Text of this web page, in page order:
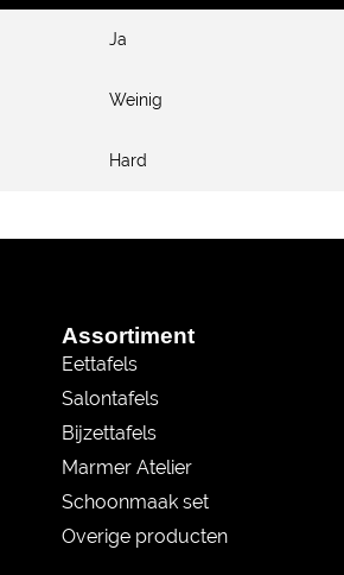
Ja
Weinig
Hard
Assortiment
Eettafels
Salontafels
Bijzettafels
Marmer Atelier
Schoonmaak set
Overige producten